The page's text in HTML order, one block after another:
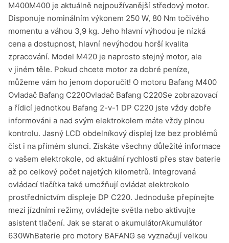
M400M400 je aktuálně nejpoužívanější středový motor.
Disponuje nominálním výkonem 250 W, 80 Nm točivého
momentu a váhou 3,9 kg. Jeho hlavní výhodou je nízká
cena a dostupnost, hlavní nevýhodou horší kvalita
zpracování. Model M420 je naprosto stejný motor, ale
v jiném těle. Pokud chcete motor za dobré peníze,
můžeme vám ho jenom doporučit! O motoru Bafang M400
Ovladač Bafang C220Ovladač Bafang C220Se zobrazovací
a řídicí jednotkou Bafang 2-v-1 DP C220 jste vždy dobře
informováni a nad svým elektrokolem máte vždy plnou
kontrolu. Jasný LCD obdelníkový displej lze bez problémů
číst i na přímém slunci. Získáte všechny důležité informace
o vašem elektrokole, od aktuální rychlosti přes stav baterie
až po celkový počet najetých kilometrů. Integrovaná
ovládací tlačítka také umožňují ovládat elektrokolo
prostřednictvím displeje DP C220. Jednoduše přepínejte
mezi jízdními režimy, ovládejte světla nebo aktivujte
asistent tlačení. Jak se starat o akumulátorAkumulátor
630WhBaterie pro motory BAFANG se vyznačují velkou